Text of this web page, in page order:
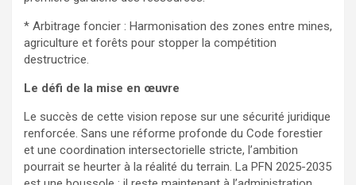
* Arbitrage foncier : Harmonisation des zones entre mines,
agriculture et forêts pour stopper la compétition
destructrice.
Le défi de la mise en œuvre
Le succès de cette vision repose sur une sécurité juridique
renforcée. Sans une réforme profonde du Code forestier
et une coordination intersectorielle stricte, l’ambition
pourrait se heurter à la réalité du terrain. La PFN 2025-2035